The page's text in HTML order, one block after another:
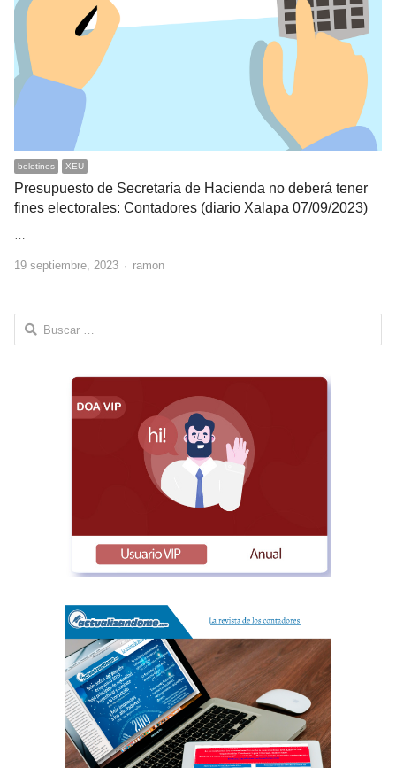
boletines XEU
Presupuesto de Secretaría de Hacienda no deberá tener
fines electorales: Contadores (diario Xalapa 07/09/2023)
…
19 septiembre, 2023 Author
ramon
Buscar: